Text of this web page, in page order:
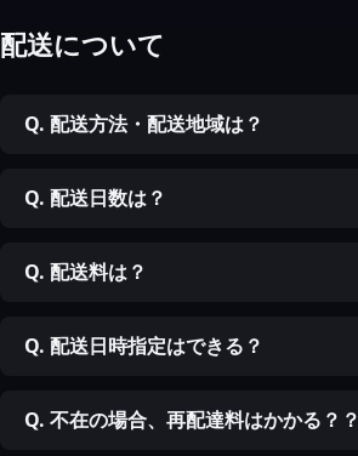
配送について
Q. 配送方法・配送地域は？
Q. 配送日数は？
Q. 配送料は？
Q. 配送日時指定はできる？
Q. 不在の場合、再配達料はかかる？？